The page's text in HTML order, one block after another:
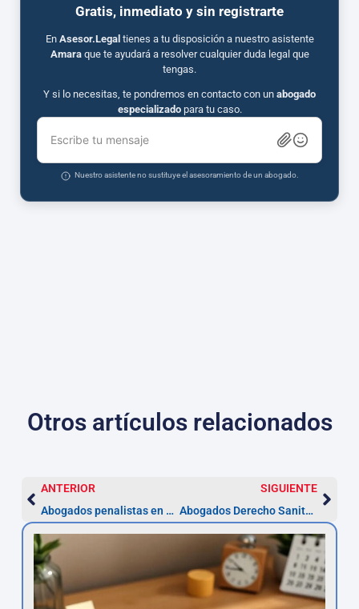
Gratis, inmediato y sin registrarte
En Asesor.Legal tienes a tu disposición a nuestro asistente
Amaraque te ayudará a resolver cualquier duda legal que
tengas.
Y si lo necesitas, te pondremos en contacto con un abogado
especializadopara tu caso.
Escribe tu mensaje
Nuestro asistente no sustituye el asesoramiento de un abogado.
Otros artículos relacionados
ANTERIOR
Abogados penalistas en Gijón — Defensa penal especializada
SIGUIENTE
Abogados Derecho Sanitario en Gijón